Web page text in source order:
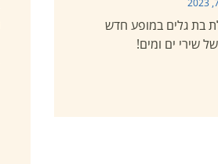
בת גלים במופע חדש
שירי ים ומים!